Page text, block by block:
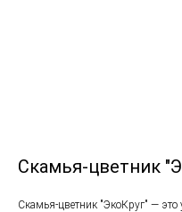
Скамья-цветник
Скамья-цветник "ЭкоКруг" — это